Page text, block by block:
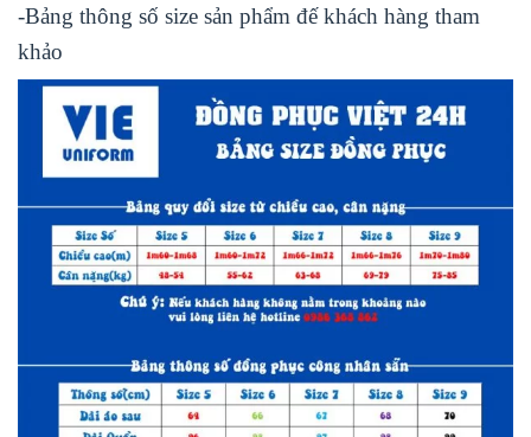
-Bảng thông số size sản phẩm đế khách hàng tham
khảo